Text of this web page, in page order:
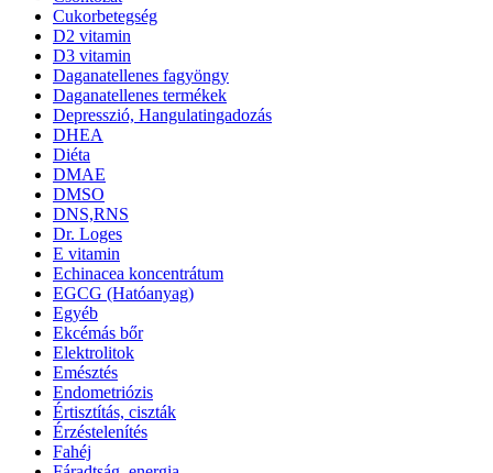
Cukorbetegség
D2 vitamin
D3 vitamin
Daganatellenes fagyöngy
Daganatellenes termékek
Depresszió, Hangulatingadozás
DHEA
Diéta
DMAE
DMSO
DNS,RNS
Dr. Loges
E vitamin
Echinacea koncentrátum
EGCG (Hatóanyag)
Egyéb
Ekcémás bőr
Elektrolitok
Emésztés
Endometriózis
Értisztítás, ciszták
Érzéstelenítés
Fahéj